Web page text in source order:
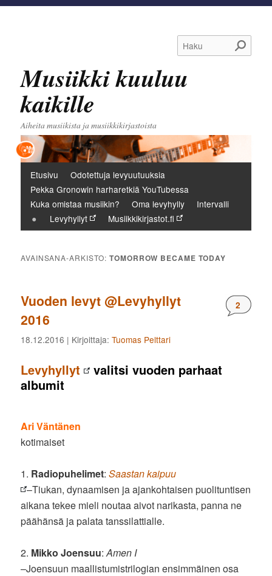
Haku
Musiikki kuuluu
kaikille
Aiheita musiikista ja musiikkikirjastoista
Päävalikko
Etusivu
Odotettuja levyuutuuksia
Pekka Gronowin harharetkiä YouTubessa
Kuka omistaa musiikin?
Oma levyhylly
Intervalli
Levyhyllyt
Musiikkikirjastot.fi
AVAINSANA-ARKISTO:TOMORROW BECAME TODAY
Vuoden levyt @Levyhyllyt
2016
2
18.12.2016 | Kirjoittaja:Tuomas Pelttari
Levyhyllyt
valitsi vuoden parhaat
albumit
Ari Väntänen
kotimaiset
1. Radiopuhelimet:Saastan kaipuu
–Tiukan, dynaamisen ja ajankohtaisen puolituntisen
aikana tekee mieli noutaa aivot narikasta, panna ne
päähänsä ja palata tanssilattialle.
2. Mikko Joensuu:Amen I
–Joensuun maallistumistrilogian ensimmäinen osa